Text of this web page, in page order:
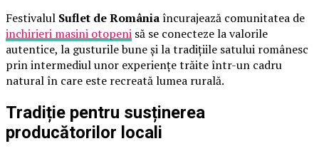
Festivalul Suflet de Româniaîncurajează comunitatea de
inchirieri masini otopeni să se conecteze la valorile
autentice, la gusturile bune și la tradițiile satului românesc
prin intermediul unor experiențe trăite într-un cadru
natural în care este recreată lumea rurală.
Tradiție pentru susținerea
producătorilor locali